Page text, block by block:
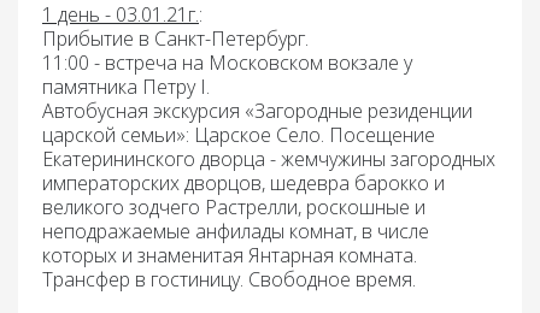
1 день - 03.01.21г.:
Прибытие в Санкт-Петербург.
11:00 - встреча на Московском вокзале у
памятника Петру I.
Автобусная экскурсия «Загородные резиденции
царской семьи»: Царское Село. Посещение
Екатерининского дворца - жемчужины загородных
императорских дворцов, шедевра барокко и
великого зодчего Растрелли, роскошные и
неподражаемые анфилады комнат, в числе
которых и знаменитая Янтарная комната.
Трансфер в гостиницу. Свободное время.